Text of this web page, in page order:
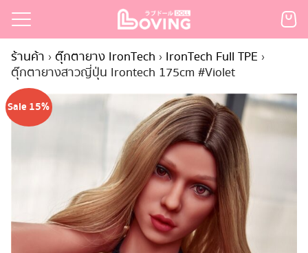
Skip
content
ก
ค้า
for:
ร้านค้า › ตุ๊กตายาง IronTech › IronTech Full TPE ›
ตุ๊กตายางสาวญี่ปุ่น Irontech 175cm #Violet
Sale 15%